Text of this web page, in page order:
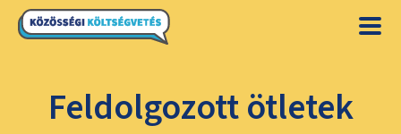
Feldolgozott ötletek